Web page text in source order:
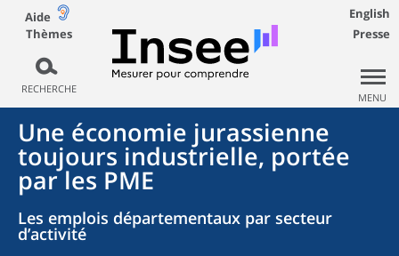
Aide
Thèmes
RECHERCHE
English
Presse
MENU
Une économie jurassienne
toujours industrielle, portée
par les PME
Les emplois départementaux par secteur
d’activité